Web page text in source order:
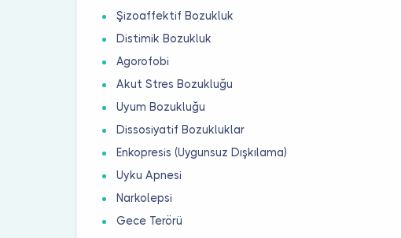
Şizoaffektif Bozukluk
Distimik Bozukluk
Agorofobi
Akut Stres Bozukluğu
Uyum Bozukluğu
Dissosiyatif Bozukluklar
Enkopresis (Uygunsuz Dışkılama)
Uyku Apnesi
Narkolepsi
Gece Terörü